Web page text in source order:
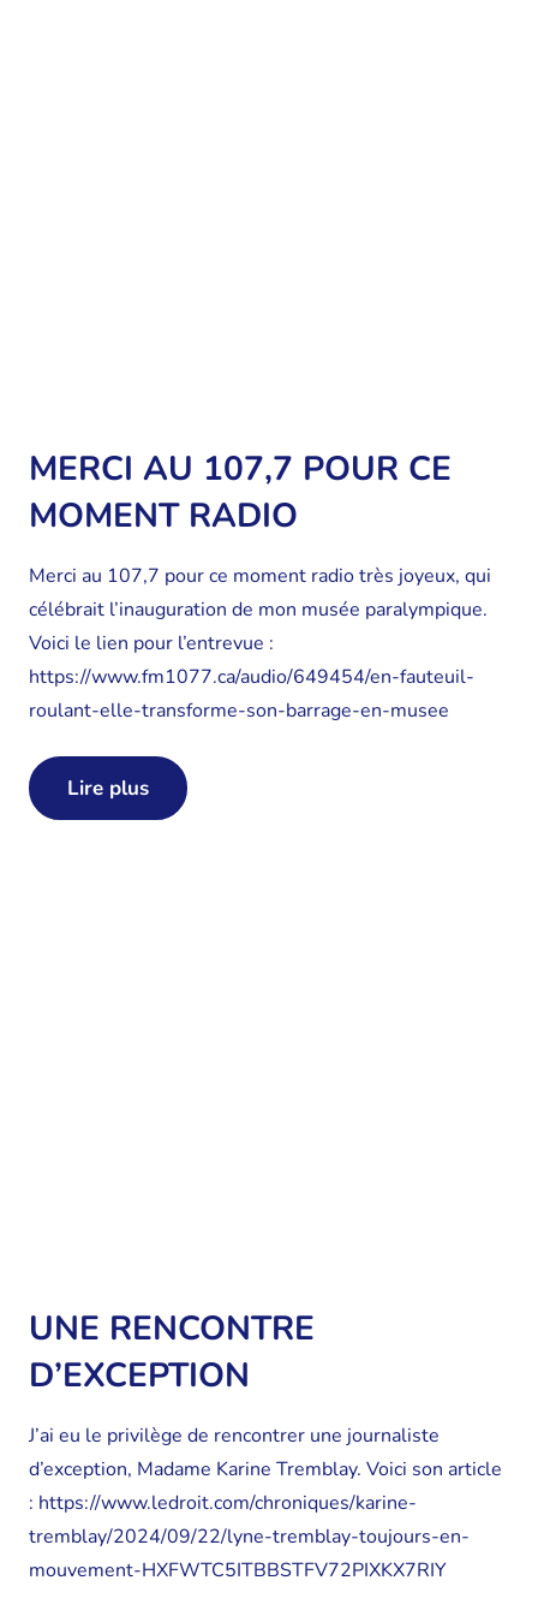
MERCI AU 107,7 POUR CE
MOMENT RADIO
Merci au 107,7 pour ce moment radio très joyeux, qui
célébrait l’inauguration de mon musée paralympique.
Voici le lien pour l’entrevue :
https://www.fm1077.ca/audio/649454/en-fauteuil-
roulant-elle-transforme-son-barrage-en-musee
Lire plus
UNE RENCONTRE
D’EXCEPTION
J’ai eu le privilège de rencontrer une journaliste
d’exception, Madame Karine Tremblay. Voici son article
: https://www.ledroit.com/chroniques/karine-
tremblay/2024/09/22/lyne-tremblay-toujours-en-
mouvement-HXFWTC5ITBBSTFV72PIXKX7RIY